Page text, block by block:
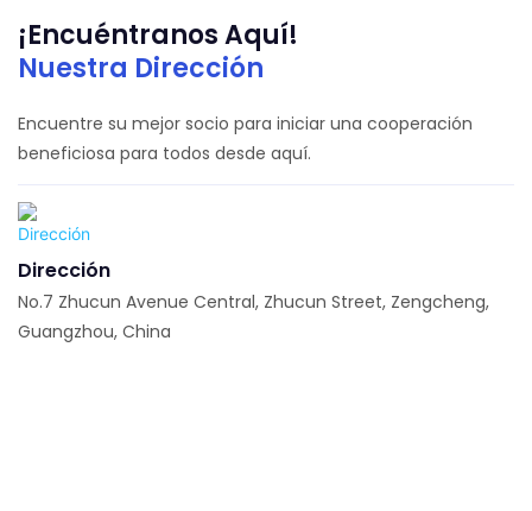
¡Encuéntranos Aquí!
Nuestra Dirección
Encuentre su mejor socio para iniciar una cooperación
beneficiosa para todos desde aquí.
Dirección
No.7 Zhucun Avenue Central, Zhucun Street, Zengcheng,
Guangzhou, China